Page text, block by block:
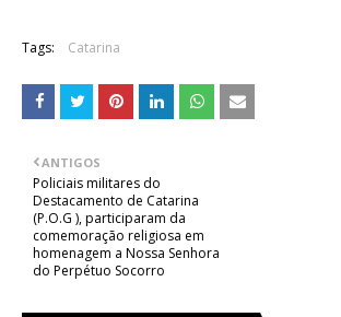
Tags: Catarina
ANTIGOS
Policiais militares do
Destacamento de Catarina
(P.O.G ), participaram da
comemoração religiosa em
homenagem a Nossa Senhora
do Perpétuo Socorro